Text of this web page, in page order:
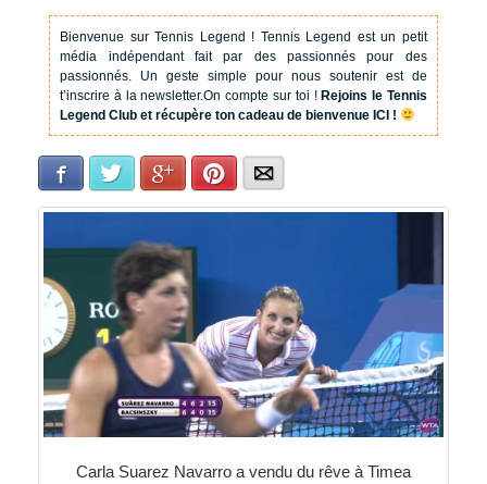
Bienvenue sur Tennis Legend ! Tennis Legend est un petit
média indépendant fait par des passionnés pour des
passionnés. Un geste simple pour nous soutenir est de
t’inscrire à la newsletter.On compte sur toi !Rejoins le Tennis
Legend Club et récupère ton cadeau de bienvenue ICI !
Facebook Twitter Google+Pinterest
Carla Suarez Navarro a vendu du rêve à Timea